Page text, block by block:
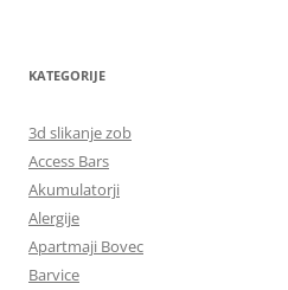
KATEGORIJE
3d slikanje zob
Access Bars
Akumulatorji
Alergije
Apartmaji Bovec
Barvice